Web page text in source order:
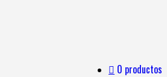
0 productos